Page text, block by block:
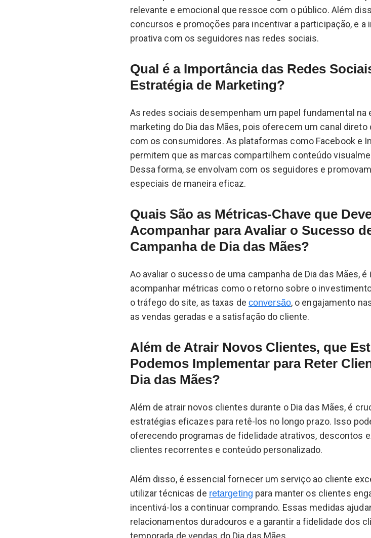
relevante e emocional que ressoe com o público. Além
concursos e promoções para incentivar a participação, e a
proativa com os seguidores nas redes sociais.
Qual é a Importância das Redes
Estratégia de Marketing?
As redes sociais desempenham um papel fundamental na
marketing do Dia das Mães, pois oferecem um canal
com os consumidores. As plataformas como Facebook e
permitem que as marcas compartilhem conteúdo
Dessa forma, se envolvam com os seguidores e
especiais de maneira eficaz.
Quais São as Métricas-Chave que
Acompanhar para Avaliar o Sucesso
Campanha de Dia das Mães?
Ao avaliar o sucesso de uma campanha de Dia das Mães,
acompanhar métricas como o retorno sobre o
o tráfego do site, as taxas de conversão, o engajamento
as vendas geradas e a satisfação do cliente.
Além de Atrair Novos Clientes, que
Podemos Implementar para Reter
Dia das Mães?
Além de atrair novos clientes durante o Dia das Mães, é
estratégias eficazes para retê-los no longo prazo. Isso
oferecendo programas de fidelidade atrativos, descontos
clientes recorrentes e conteúdo personalizado.
Além disso, é essencial fornecer um serviço ao cliente
utilizar técnicas de retargeting para manter os clientes
incentivá-los a continuar comprando. Essas medidas
relacionamentos duradouros e a garantir a fidelidade dos
temporada de vendas do Dia das Mães.